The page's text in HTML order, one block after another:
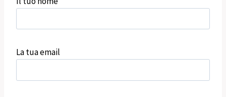
La tua email